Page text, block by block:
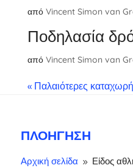
από Vincent Simon van
Ποδηλασία
από Vincent Simon van
« Παλαιότερες
ΠΛΟΉΓΗΣΗ
Αρχική σελίδα 9 Είδος